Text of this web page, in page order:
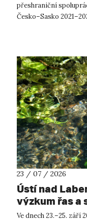
přeshraniční
Česko–Sasko
23 / 07 / 2026
Ústí nad
výzkum řas a
Ve dnech 23.–25. září